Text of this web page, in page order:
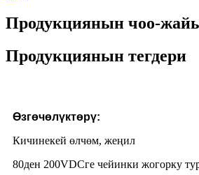
Продукциянын чоо-
Продукциянын тегдери
Өзгөчөлүктөрү:
Кичинекей өлчөм, жеңил
80ден 200VDCге чейинки жогорку